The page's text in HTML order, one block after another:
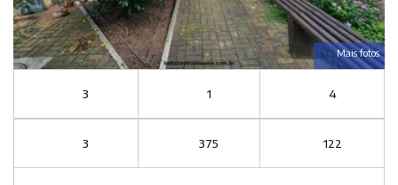
Mais fotos
3 1 4
3 375 122